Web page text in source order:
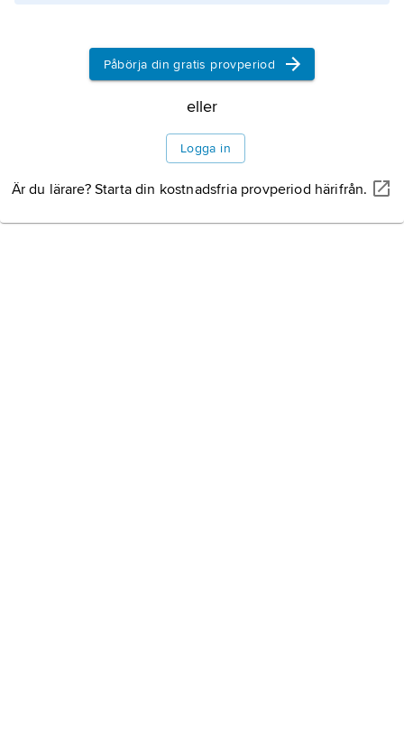
Litteraturanvisning
Information om artikeln
Påbörja din gratis provperiod
eller
Logga in
Är du lärare? Starta din kostnadsfria provperiod härifrån.